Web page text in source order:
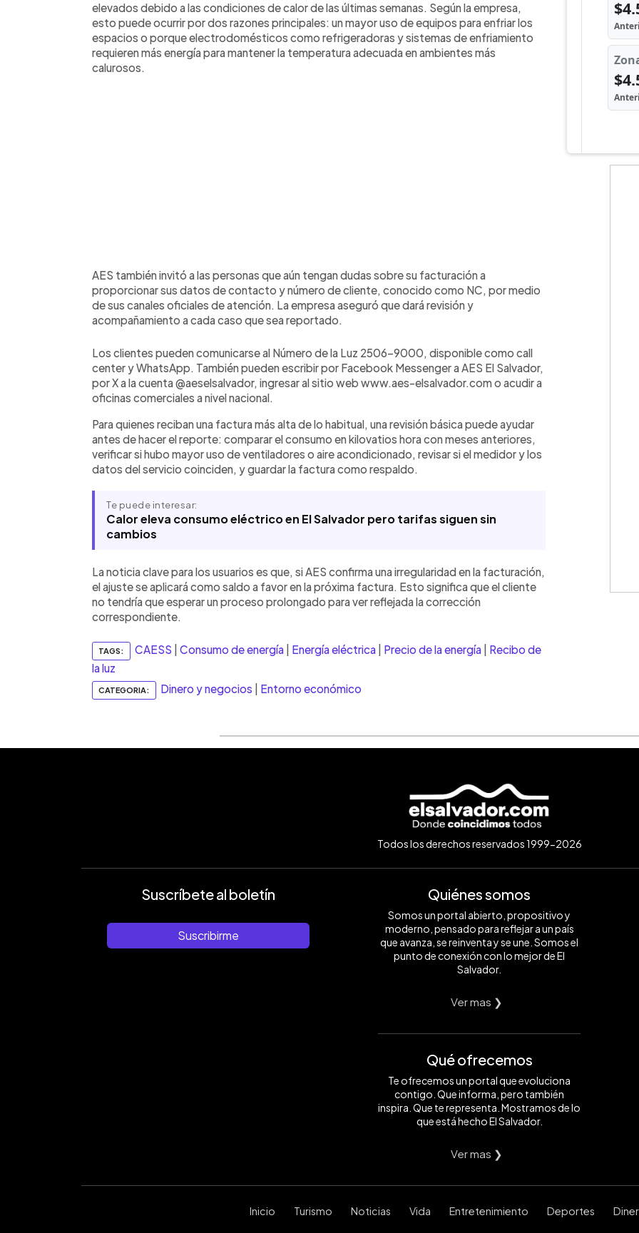
elevados debido a las condiciones de calor de las últimas semanas. Según la empresa,
esto puede ocurrir por dos razones principales: un mayor uso de equipos para enfriar los
espacios o porque electrodomésticos como refrigeradoras y sistemas de enfriamiento
requieren más energía para mantener la temperatura adecuada en ambientes más
calurosos.
AES también invitó a las personas que aún tengan dudas sobre su facturación a
proporcionar sus datos de contacto y número de cliente, conocido como NC, por medio
de sus canales oficiales de atención. La empresa aseguró que dará revisión y
acompañamiento a cada caso que sea reportado.
Los clientes pueden comunicarse al Número de la Luz 2506-9000, disponible como call
center y WhatsApp. También pueden escribir por Facebook Messenger a AES El Salvador,
por X a la cuenta @aeselsalvador, ingresar al sitio web www.aes-elsalvador.como acudir a
oficinas comerciales a nivel nacional.
Para quienes reciban una factura más alta de lo habitual, una revisión básica puede ayudar
antes de hacer el reporte: comparar el consumo en kilovatios hora con meses anteriores,
verificar si hubo mayor uso de ventiladores o aire acondicionado, revisar si el medidor y los
datos del servicio coinciden, y guardar la factura como respaldo.
Te puede interesar:
Calor eleva consumo eléctrico en El Salvador pero tarifas siguen sin
cambios
La noticia clave para los usuarios es que, si AES confirma una irregularidad en la facturación,
el ajuste se aplicará como saldo a favor en la próxima factura. Esto significa que el cliente
no tendría que esperar un proceso prolongado para ver reflejada la corrección
correspondiente.
TAGS: CAESS Consumo de energía Energía eléctrica Precio de la energía
Recibo de
la luz
CATEGORIA: Dinero y negocios Entorno económico
Todos los derechos reservados 1999-2026
Suscríbete al boletín
Suscribirme
Quiénes somos
Somos un portal abierto, propositivo y
moderno, pensado para reflejar a un país
que avanza, se reinventa y se une. Somos el
punto de conexión con lo mejor de El
Salvador.
Ver mas ❯
Qué ofrecemos
Te ofrecemos un portal que evoluciona
contigo. Que informa, pero también
inspira. Que te representa. Mostramos de lo
que está hecho El Salvador.
Ver mas ❯
Inicio Turismo Noticias Vida Entretenimiento Deportes